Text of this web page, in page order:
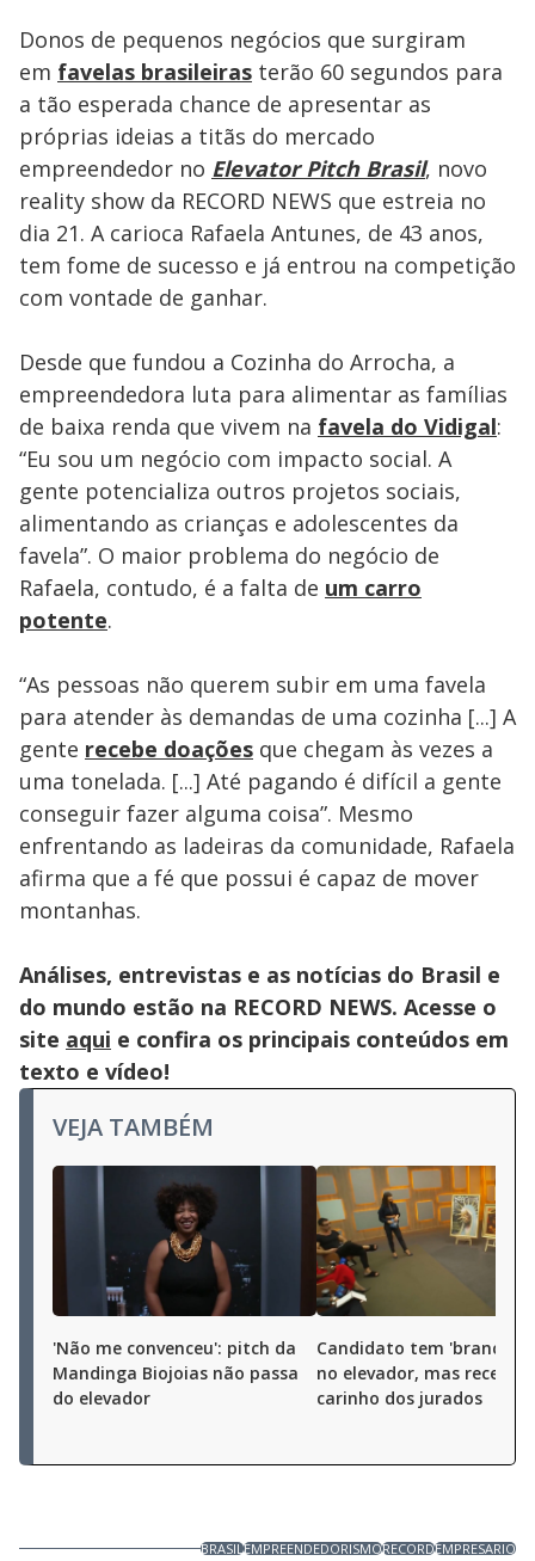
pitch da Mandinga
Biojoias não passa
do elevador
Donos de pequenos negócios que surgiram
em favelas brasileiras terão 60 segundos para
a tão esperada chance de apresentar as
próprias ideias a titãs do mercado
empreendedor no Elevator Pitch Brasil, novo
reality show da RECORD NEWS que estreia no
dia 21. A carioca Rafaela Antunes, de 43 anos,
tem fome de sucesso e já entrou na competição
com vontade de ganhar.
Desde que fundou a Cozinha do Arrocha, a
empreendedora luta para alimentar as famílias
de baixa renda que vivem na favela do Vidigal:
“Eu sou um negócio com impacto social. A
gente potencializa outros projetos sociais,
alimentando as crianças e adolescentes da
favela”. O maior problema do negócio de
Rafaela, contudo, é a falta de um carro
potente.
“As pessoas não querem subir em uma favela
para atender às demandas de uma cozinha [...] A
gente recebe doações que chegam às vezes a
uma tonelada. [...] Até pagando é difícil a gente
conseguir fazer alguma coisa”. Mesmo
enfrentando as ladeiras da comunidade, Rafaela
afirma que a fé que possui é capaz de mover
montanhas.
Análises, entrevistas e as notícias do Brasil e
do mundo estão na RECORD NEWS. Acesse o
site aqui e confira os principais conteúdos em
texto e vídeo!
VEJA TAMBÉM
'Não me convenceu': pitch da
Mandinga Biojoias não passa
do elevador
Candidato tem 'branco
no elevador, mas recebe o
carinho dos jurados
BRASILEMPREENDEDORISMORECORDEMPRESARIO